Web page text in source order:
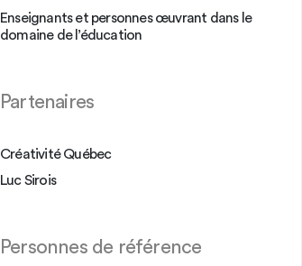
Enseignants et personnes œuvrant dans le
domaine de l’éducation
Partenaires
Créativité Québec
Luc Sirois
Personnes de référence